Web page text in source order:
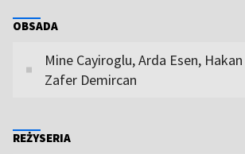
OBSADA
Mine Cayiroglu, Arda Esen,
Zafer Demircan
REŻYSERIA